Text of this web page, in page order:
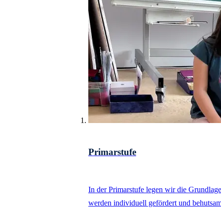
Primarstufe
In der Primarstufe legen wir die
werden individuell gefördert und